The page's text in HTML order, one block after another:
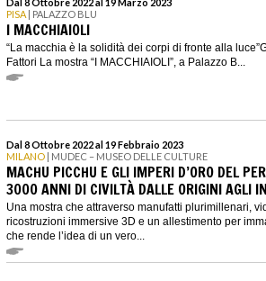
Dal 8 Ottobre 2022 al 19 Marzo 2023
PISA | PALAZZO BLU
I MACCHIAIOLI
“La macchia è la solidità dei corpi di fronte alla
Fattori La mostra “I MACCHIAIOLI”, a Palazzo B...
Dal 8 Ottobre 2022 al 19 Febbraio 2023
MILANO | MUDEC – MUSEO DELLE CULTURE
MACHU PICCHU E GLI IMPERI D’ORO DEL
3000 ANNI DI CIVILTÀ DALLE ORIGINI AGLI
Una mostra che attraverso manufatti plurimillenari,
ricostruzioni immersive 3D e un allestimento per
che rende l’idea di un vero...